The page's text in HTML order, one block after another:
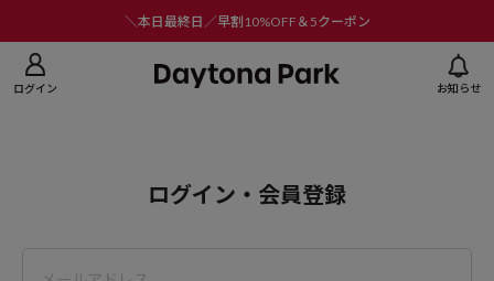
＼本日最終日／早割10%OFF＆5クーポン
ログイン お知らせ
ログイン・会員登録